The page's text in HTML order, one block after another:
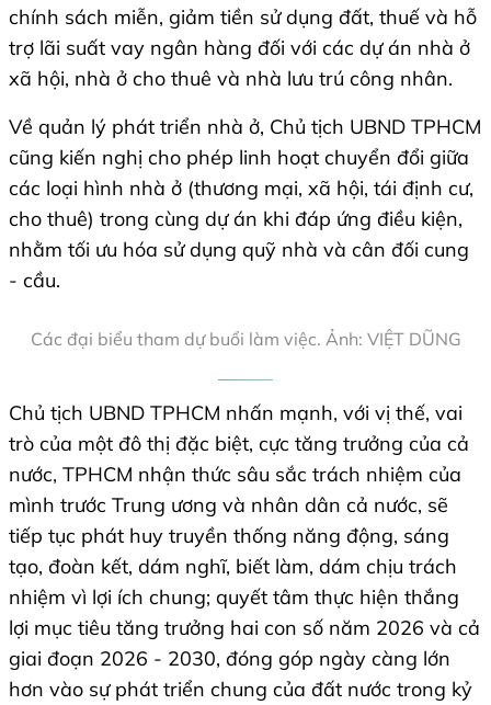
chính sách miễn, giảm tiền sử dụng đất, thuế và hỗ
trợ lãi suất vay ngân hàng đối với các dự án nhà ở
xã hội, nhà ở cho thuê và nhà lưu trú công nhân.
Về quản lý phát triển nhà ở, Chủ tịch UBND TPHCM
cũng kiến nghị cho phép linh hoạt chuyển đổi giữa
các loại hình nhà ở (thương mại, xã hội, tái định cư,
cho thuê) trong cùng dự án khi đáp ứng điều kiện,
nhằm tối ưu hóa sử dụng quỹ nhà và cân đối cung
- cầu.
Các đại biểu tham dự buổi làm việc. Ảnh: VIỆT DŨNG
Chủ tịch UBND TPHCM nhấn mạnh, với vị thế, vai
trò của một đô thị đặc biệt, cực tăng trưởng của cả
nước, TPHCM nhận thức sâu sắc trách nhiệm của
mình trước Trung ương và nhân dân cả nước, sẽ
tiếp tục phát huy truyền thống năng động, sáng
tạo, đoàn kết, dám nghĩ, biết làm, dám chịu trách
nhiệm vì lợi ích chung; quyết tâm thực hiện thắng
lợi mục tiêu tăng trưởng hai con số năm 2026 và cả
giai đoạn 2026 - 2030, đóng góp ngày càng lớn
hơn vào sự phát triển chung của đất nước trong kỷ